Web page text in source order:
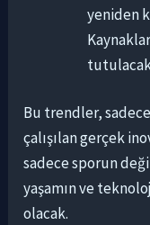
yeniden
Bu trendler,
çalışılan gerçek
sadece sporun
yaşamın ve
olacak.